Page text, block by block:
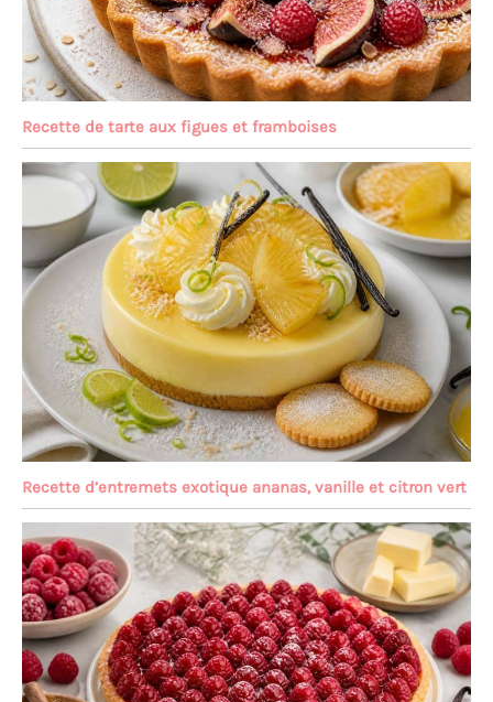
Recette de tarte aux figues et framboises
Recette d’entremets exotique ananas, vanille et citron vert